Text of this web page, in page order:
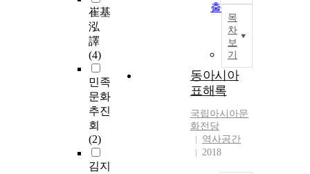
崔基
泓
譯
(4)
민족
문화
추진
회
(2)
김지
출력
목
차
보
기
동아시아
표해록
국립아시아문
화전당
역사공간
2018